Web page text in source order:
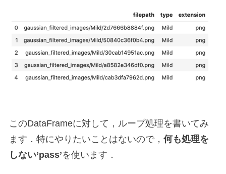
このDataFrameに対して，ループ処理を書いてみ
ます．特にやりたいことはないので， 何も処理を
しない’pass’を使います．